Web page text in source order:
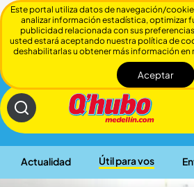
Actualidad Útil para vos
Este portal utiliza datos de navegación/
analizar información estadística, optimizar
publicidad relacionada con sus
usted estará aceptando nuestra política de
deshabilitarlas u obtener más información en
Aceptar